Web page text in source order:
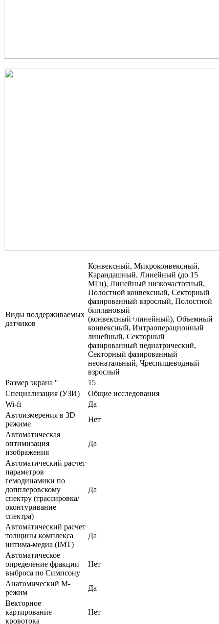
Виды поддерживаемых
датчиков
Конвексный, Микроконвексный,
Карандашный, Линейный (до 15
МГц), Линейный низкочастотный,
Полостной конвексный, Секторный
фазированный взрослый, Полостной
биплановый
(конвексный+линейный), Объемный
конвексный, Интраоперационный
линейный, Секторный
фазированный педиатрический,
Секторный фазированный
неонатальный, Чреспищеводный
взрослый
Размер экрана ″
15
Специализация (УЗИ)
Общие исследования
Wi-fi
Да
Автоизмерения в 3D
режиме
Нет
Автоматическая
оптимизация
изображения
Да
Автоматический расчет
параметров
гемодинамики по
допплеровскому
спектру (трассировка/
оконтуривание
спектра)
Да
Автоматический расчет
толщины комплекса
интима-медиа (IMT)
Да
Автоматическое
определение фракции
выброса по Симпсону
Нет
Анатомический М-
режим
Да
Векторное
картирование
кровотока
Нет